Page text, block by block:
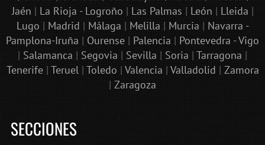
Jaén | La Rioja - Logroño | Las Palmas | León | Lleida |
Lugo | Madrid | Málaga | Melilla | Murcia | Navarra -
Pamplona-Iruña | Ourense | Palencia | Pontevedra - Vigo
| Salamanca | Segovia | Sevilla | Soria | Tarragona |
Tenerife| Teruel| Toledo | Valencia | Valladolid | Zamora
| Zaragoza
SECCIONES